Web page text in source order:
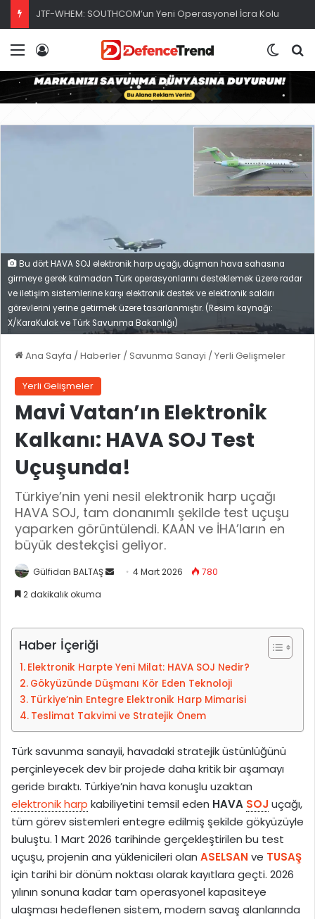
JTF-WHEM: SOUTHCOM’un Yeni Operasyonel İcra Kolu
Menü Dış
Bu dört HAVA SOJ elektronik harp uçağı, düşman hava sahasına
girmeye gerek kalmadan Türk operasyonlarını desteklemek üzere radar
ve iletişim sistemlerine karşı elektronik destek ve elektronik saldırı
görevlerini yerine getirmek üzere tasarlanmıştır. (Resim kaynağı:
X/KaraKulak ve Türk Savunma Bakanlığı)
Ana Sayfa / Haberler / Savunma Sanayi / Yerli Gelişmeler
Yerli Gelişmeler
Mavi Vatan’ın Elektronik
Kalkanı: HAVA SOJ Test
Uçuşunda!
Türkiye’nin yeni nesil elektronik harp uçağı
HAVA SOJ, tam donanımlı şekilde test uçuşu
yaparken görüntülendi. KAAN ve İHA’ların en
büyük destekçisi geliyor.
Gülfidan BALTAŞ
o
s
t
ö
n
d
e
r
m
e
k
4 Mart 2026
780
2 dakikalık okuma
Haber İçeriği
Elektronik Harpte Yeni Milat: HAVA SOJ Nedir?
Gökyüzünde Düşmanı Kör Eden Teknoloji
Türkiye’nin Entegre Elektronik Harp Mimarisi
Teslimat Takvimi ve Stratejik Önem
Türk savunma sanayii, havadaki stratejik üstünlüğünü
perçinleyecek dev bir projede daha kritik bir aşamayı
geride bıraktı. Türkiye’nin hava konuşlu uzaktan
elektronik harp kabiliyetini temsil eden HAVA SOJ uçağı,
tüm görev sistemleri entegre edilmiş şekilde gökyüzüyle
buluştu. 1 Mart 2026 tarihinde gerçekleştirilen bu test
uçuşu, projenin ana yüklenicileri olan ASELSAN ve TUSAŞ
için tarihi bir dönüm noktası olarak kayıtlara geçti. 2026
yılının sonuna kadar tam operasyonel kapasiteye
ulaşması hedeflenen sistem, modern savaş alanlarında